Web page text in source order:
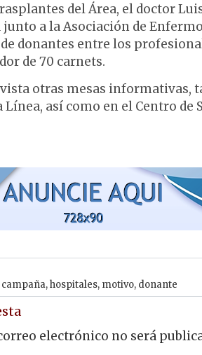
del Área, el doctor
junto a la Asociación de
donantes entre los
de 70 carnets.
otras mesas informativas,
así como en el Centro de
campaña,hospitales, motivo, donante
electrónico no será